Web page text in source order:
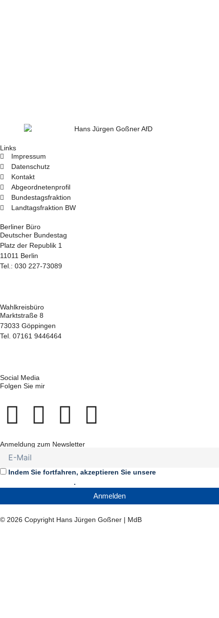
Links
Impressum
Datenschutz
Kontakt
Abgeordnetenprofil
Bundestagsfraktion
Landtagsfraktion BW
Berliner Büro
Deutscher Bundestag
Platz der Republik 1
11011 Berlin
Tel.: 030 227-73089
Wahlkreisbüro
Marktstraße 8
73033 Göppingen
Tel. 07161 9446464
Social Media
Folgen Sie mir
F
a
c
e
b
Y
o
u
t
u
T
i
k
t
o
X
t
w
i
Anmeldung zum Newsletter
Indem Sie fortfahren, akzeptieren Sie unsere
.
Anmelden
© 2026 Copyright Hans Jürgen Goßner | MdB